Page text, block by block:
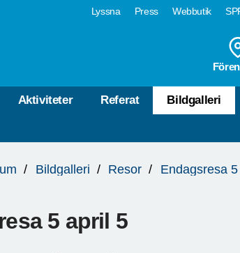
Lyssna Press Webbutik
Aktiviteter Referat Bildgalleri
Bildgalleri Resor Endagsresa
5 april 5